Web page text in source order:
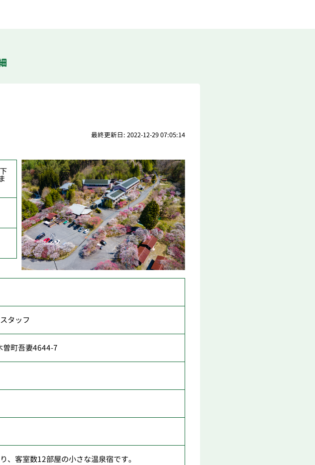
最終更新日: 2022-12-29 07:05:14
タッフ
曽町吾妻4644-7
、客室数12部屋の小さな温泉宿です。